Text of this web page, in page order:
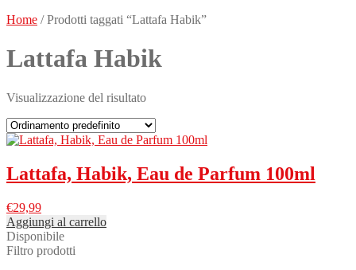
Home / Prodotti taggati “Lattafa Habik”
Lattafa Habik
Visualizzazione del risultato
Lattafa, Habik, Eau de Parfum 100ml
€29,99
Aggiungi al carrello
Disponibile
Filtro prodotti